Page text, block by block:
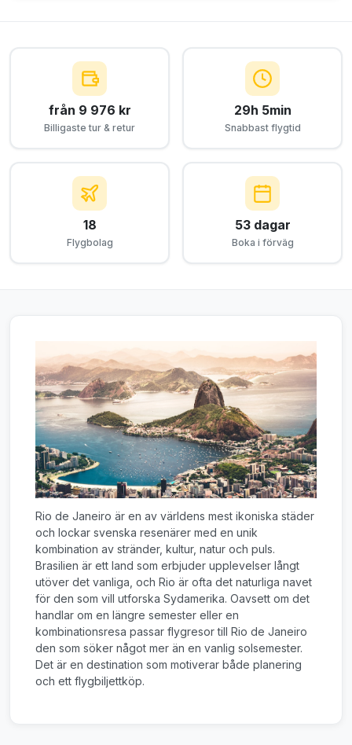
från 9 976 kr
Billigaste tur & retur
29h 5min
Snabbast flygtid
18
Flygbolag
53 dagar
Boka i förväg
Rio de Janeiro är en av världens mest ikoniska städer
och lockar svenska resenärer med en unik
kombination av stränder, kultur, natur och puls.
Brasilien är ett land som erbjuder upplevelser långt
utöver det vanliga, och Rio är ofta det naturliga navet
för den som vill utforska Sydamerika. Oavsett om det
handlar om en längre semester eller en
kombinationsresa passar flygresor till Rio de Janeiro
den som söker något mer än en vanlig solsemester.
Det är en destination som motiverar både planering
och ett flygbiljettköp.